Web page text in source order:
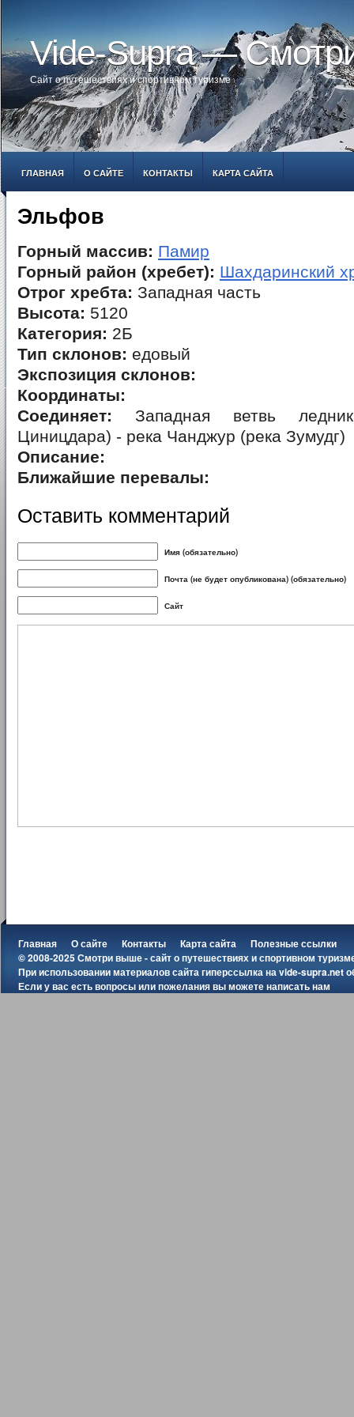
Vide-Supra —
Сайт о путешествиях и спортивном туризме
ГЛАВНАЯ О САЙТЕ КОНТАКТЫ КАРТА САЙТА
Эльфов
Горный массив: Памир
Горный район (хребет): Шахдаринский
Отрог хребта: Западная часть
Высота: 5120
Категория: 2Б
Тип склонов: едовый
Экспозиция склонов:
Координаты:
Соединяет: Западная ветвь
Циницдара) - река Чанджур (река Зумудг)
Описание:
Ближайшие перевалы:
Оставить комментарий
Имя (обязательно)
Почта (не будет опубликована) (обязательно)
Сайт
Главная О сайте Контакты Карта сайта
Полезные ссылки
© 2008-2025 Смотри выше - сайт о путешествиях и спортивном
При использовании материалов сайта гиперссылка наvide-supra.net
Если у вас есть вопросы или пожелания вы можетенаписать нам